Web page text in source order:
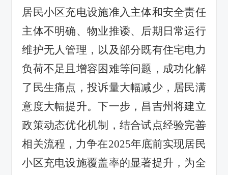
居民小区充电设施准入主体和安全责任
主体不明确、物业推诿、后期日常运行
维护无人管理，以及部分既有住宅电力
负荷不足且增容困难等问题，成功化解
了民生痛点，投诉量大幅减少，居民满
意度大幅提升。下一步，昌吉州将建立
政策动态优化机制，结合试点经验完善
相关流程，力争在2025年底前实现居民
小区充电设施覆盖率的显著提升，为全